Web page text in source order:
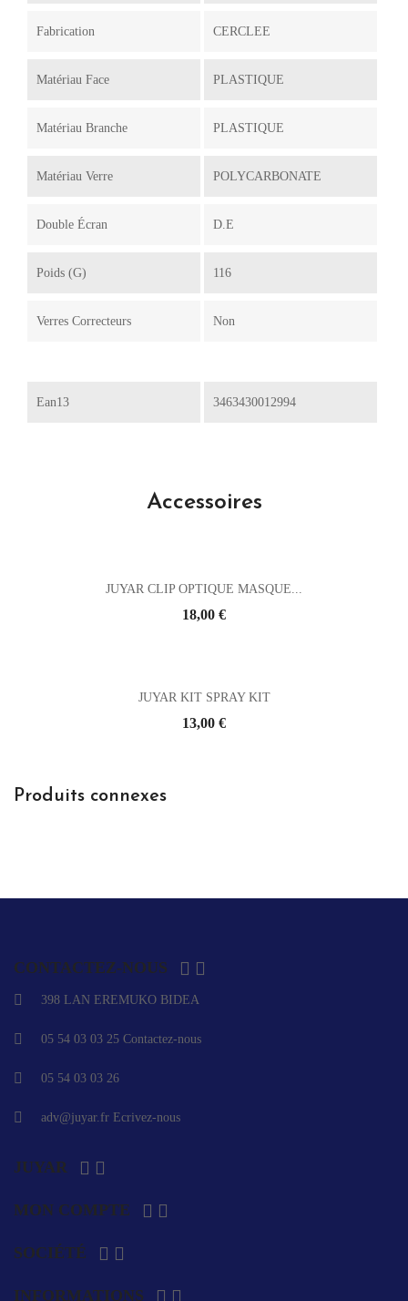
Fabrication CERCLEE
Matériau Face PLASTIQUE
Matériau Branche PLASTIQUE
Matériau Verre POLYCARBONATE
Double Écran D.E
Poids (g) 116
Verres Correcteurs Non
Ean13 3463430012994
Accessoires
JUYAR CLIP OPTIQUE MASQUE...
Prix
18,00 €
JUYAR KIT SPRAY KIT
Prix
13,00 €
Produits connexes
CONTACTEZ-NOUS  
398 LAN EREMUKO BIDEA
05 54 03 03 25 Contactez-nous
05 54 03 03 26
adv@juyar.fr Ecrivez-nous
JUYAR  
MON COMPTE  
SOCIÉTÉ  
INFORMATIONS  